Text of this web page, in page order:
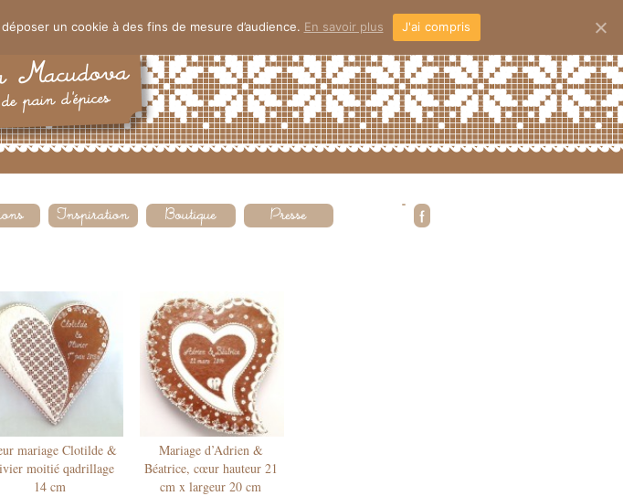
mariage Clotilde &
moitié qadrillage
14 cm
Mariage d’Adrien &
Béatrice, cœur hauteur 21
cm x largeur 20 cm
un cookie à des fins de mesure d’audience. En savoir plus J'ai compris